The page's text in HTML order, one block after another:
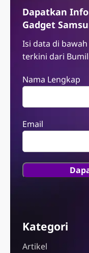
Dapatkan
Gadget
Isi data di
terkini dari
Nama Lengkap
Email
Kategori
Artikel